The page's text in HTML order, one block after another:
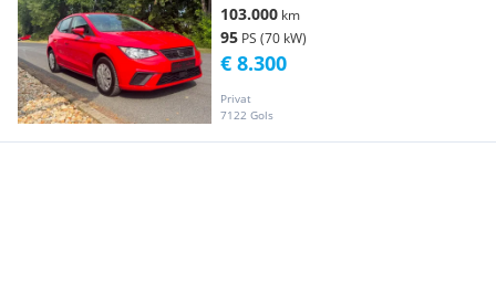
103.000 km
95 PS (70 kW)
Privat
7122 Gols
€ 8.300